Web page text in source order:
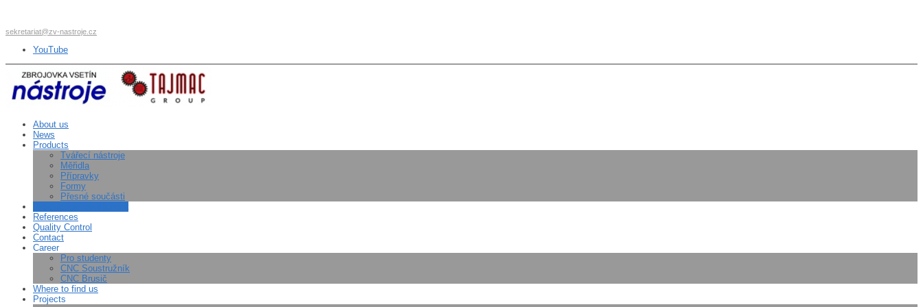
sekretariat@zv-nastroje.cz
YouTube
About us
News
Products
Tvářecí nástroje
Měřidla
Přípravky
Formy
Přesné součásti
References
Quality Control
Contact
Career
Pro studenty
CNC Soustružník
CNC Brusič
Where to find us
Projects